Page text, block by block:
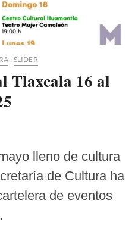
SLIDER
Tlaxcala 16 al
lleno de cultura
de Cultura ha
de eventos